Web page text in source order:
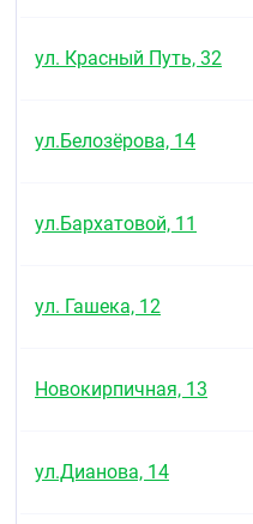
ул. Красный Путь, 32
ул.Белозёрова, 14
ул.Бархатовой, 11
ул. Гашека, 12
Новокирпичная, 13
ул.Дианова, 14